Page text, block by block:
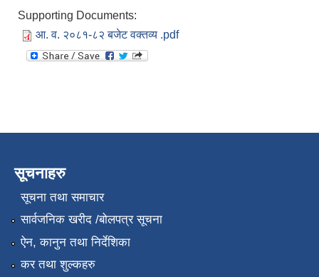
Supporting Documents:
आ. व. २०८१-८२ बजेट वक्तव्य .pdf
सूचनाहरु
सूचना तथा समाचार
सार्वजनिक खरीद /बोलपत्र सूचना
ऐन, कानुन तथा निर्देशिका
कर तथा शुल्कहरु